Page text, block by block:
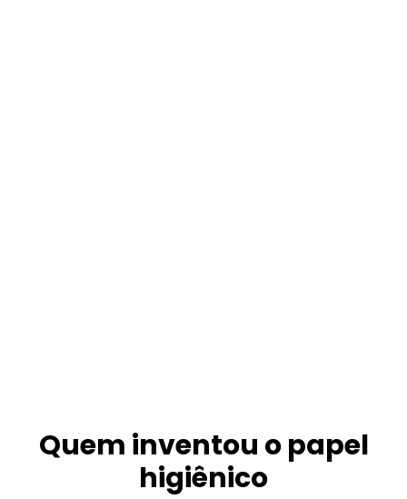
Quem inventou o papel
higiênico